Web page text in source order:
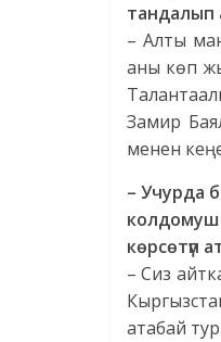
тандалып
– Алты
аны көп
Замир
менен
– Учурда
колдомуш
көрсөтүп
– Сиз
атабай